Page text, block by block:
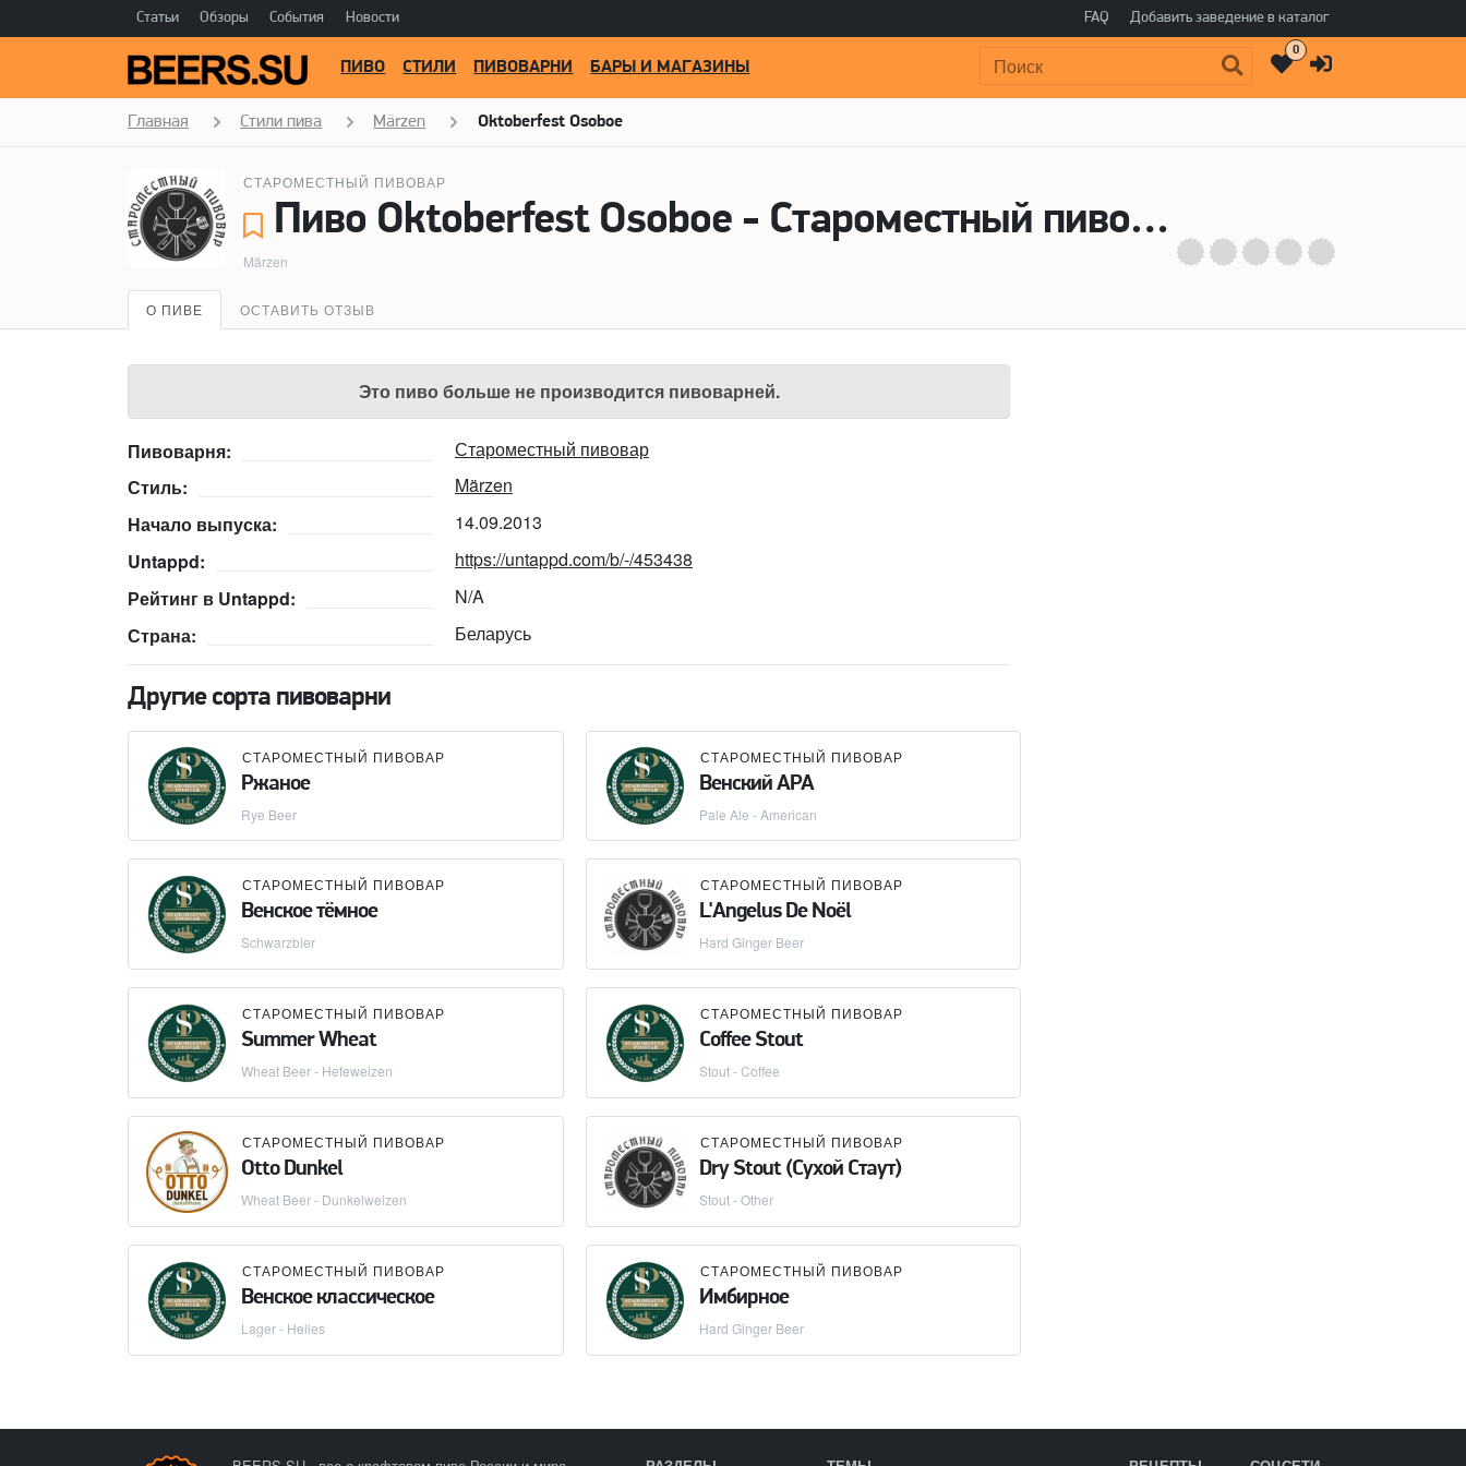
Статьи Обзоры События Новости FAQ Добавить заведение в каталог
Поиск:
ПИВО СТИЛИ ПИВОВАРНИ БАРЫ И МАГАЗИНЫ
0
Главная Стили пива Märzen Oktoberfest Osoboe
СТАРОМЕСТНЫЙ ПИВОВАР
Пиво Oktoberfest Osoboe - Староместный пивовар
Märzen
О ПИВЕ ОСТАВИТЬ ОТЗЫВ
Это пиво больше не производится пивоварней.
Пивоварня:
Староместный пивовар
Стиль:
Märzen
Начало выпуска:
14.09.2013
Untappd:
https://untappd.com/b/-/453438
Рейтинг в Untappd:
N/A
Страна:
Беларусь
Другие сорта пивоварни
СТАРОМЕСТНЫЙ ПИВОВАР
Ржаное
Rye Beer
СТАРОМЕСТНЫЙ ПИВОВАР
Венский APA
Pale Ale - American
СТАРОМЕСТНЫЙ ПИВОВАР
Венское тёмное
Schwarzbier
СТАРОМЕСТНЫЙ ПИВОВАР
L'Angelus De Noël
Hard Ginger Beer
СТАРОМЕСТНЫЙ ПИВОВАР
Summer Wheat
Wheat Beer - Hefeweizen
СТАРОМЕСТНЫЙ ПИВОВАР
Coffee Stout
Stout - Coffee
СТАРОМЕСТНЫЙ ПИВОВАР
Otto Dunkel
Wheat Beer - Dunkelweizen
СТАРОМЕСТНЫЙ ПИВОВАР
Dry Stout (Сухой Стаут)
Stout - Other
СТАРОМЕСТНЫЙ ПИВОВАР
Венское классическое
Lager - Helles
СТАРОМЕСТНЫЙ ПИВОВАР
Имбирное
Hard Ginger Beer